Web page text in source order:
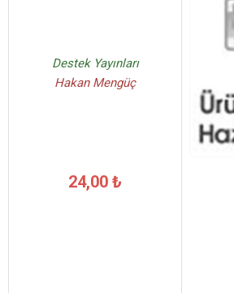
Destek Yayınları
Hakan Mengüç
24,00 ₺